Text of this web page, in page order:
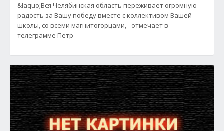
&laquo;Вся Челябинская область переживает огромную
радость за Вашу победу вместе с коллективом Вашей
школы, со всеми магнитогорцами, - отмечает в
телеграмме Петр